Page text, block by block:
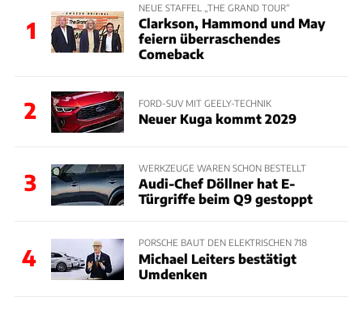
1
NEUE STAFFEL „THE GRAND TOUR“
Clarkson, Hammond und May
feiern überraschendes
Comeback
2 FORD-SUV MIT GEELY-TECHNIK
Neuer Kuga kommt 2029
3
WERKZEUGE WAREN SCHON BESTELLT
Audi-Chef Döllner hat E-
Türgriffe beim Q9 gestoppt
4
PORSCHE BAUT DEN ELEKTRISCHEN 718
Michael Leiters bestätigt
Umdenken